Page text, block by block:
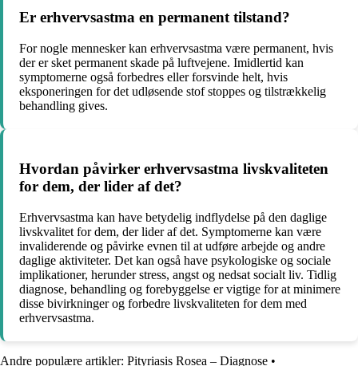
Er erhvervsastma en permanent tilstand?
For nogle mennesker kan erhvervsastma være permanent, hvis
der er sket permanent skade på luftvejene. Imidlertid kan
symptomerne også forbedres eller forsvinde helt, hvis
eksponeringen for det udløsende stof stoppes og tilstrækkelig
behandling gives.
Hvordan påvirker erhvervsastma livskvaliteten
for dem, der lider af det?
Erhvervsastma kan have betydelig indflydelse på den daglige
livskvalitet for dem, der lider af det. Symptomerne kan være
invaliderende og påvirke evnen til at udføre arbejde og andre
daglige aktiviteter. Det kan også have psykologiske og sociale
implikationer, herunder stress, angst og nedsat socialt liv. Tidlig
diagnose, behandling og forebyggelse er vigtige for at minimere
disse bivirkninger og forbedre livskvaliteten for dem med
erhvervsastma.
Andre populære artikler: Pityriasis Rosea – Diagnose •